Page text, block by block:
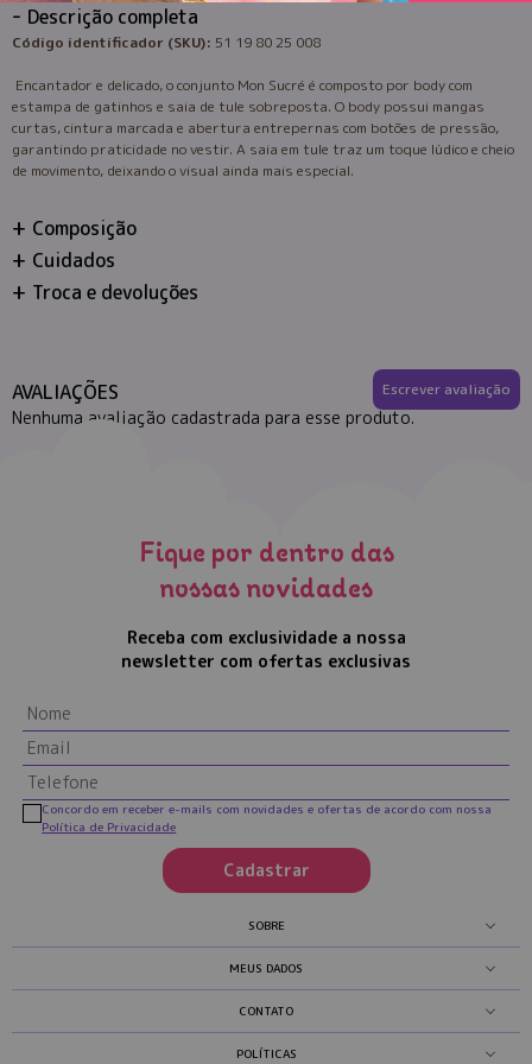
Descrição completa
Código identificador (SKU): 51 19 80 25 008
Encantador e delicado, o conjunto Mon Sucré é composto por body com
estampa de gatinhos e saia de tule sobreposta. O body possui mangas
curtas, cintura marcada e abertura entrepernas com botões de pressão,
garantindo praticidade no vestir. A saia em tule traz um toque lúdico e cheio
de movimento, deixando o visual ainda mais especial.
Composição
Cuidados
Troca e devoluções
AVALIAÇÕES Escrever avaliação
Nenhuma avaliação cadastrada para esse produto.
Fique por dentro das
nossas novidades
Receba com exclusividade a nossa
newsletter com ofertas exclusivas
Cadastrar
Concordo em receber e-mails com novidades e ofertas de acordo com nossa
Política de Privacidade
SOBRE
MEUS DADOS
CONTATO
POLÍTICAS